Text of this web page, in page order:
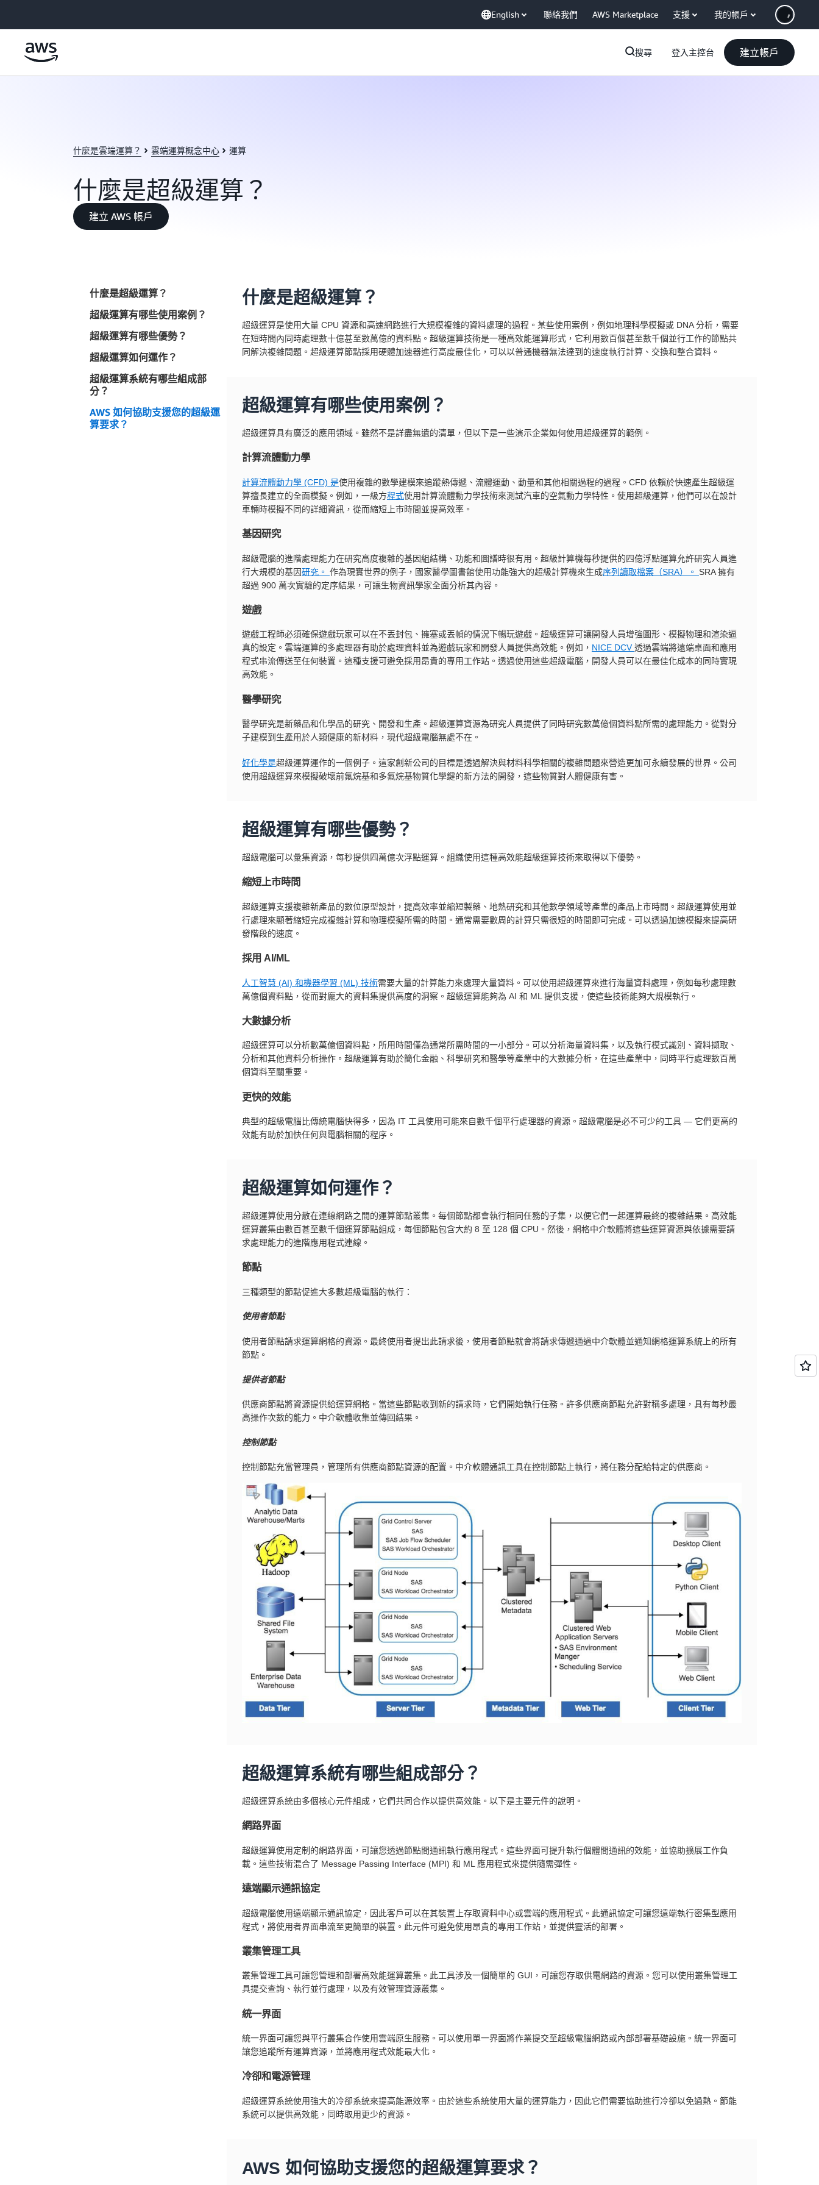
English 聯絡我們 AWS Marketplace 支援 我的帳戶
搜尋 登入主控台 建立帳戶
什麼是雲端運算？ 雲端運算概念中心 運算
什麼是超級運算？
建立 AWS 帳戶
什麼是超級運算？
超級運算有哪些使用案例？
超級運算有哪些優勢？
超級運算如何運作？
超級運算系統有哪些組成部
分？
AWS 如何協助支援您的超級運
算要求？
什麼是超級運算？
超級運算是使用大量 CPU 資源和高速網路進行大規模複雜的資料處理的過程。某些使用案例，例如地理科學模擬或 DNA 分析，需要
在短時間內同時處理數十億甚至數萬億的資料點。超級運算技術是一種高效能運算形式，它利用數百個甚至數千個並行工作的節點共
同解決複雜問題。超級運算節點採用硬體加速器進行高度最佳化，可以以普通機器無法達到的速度執行計算、交換和整合資料。
超級運算有哪些使用案例？
超級運算具有廣泛的應用領域。雖然不是詳盡無遺的清單，但以下是一些演示企業如何使用超級運算的範例。
計算流體動力學
計算流體動力學 (CFD) 是使用複雜的數學建模來追蹤熱傳遞、流體運動、動量和其他相關過程的過程。CFD 依賴於快速產生超級運
算擅長建立的全面模擬。例如，一級方程式使用計算流體動力學技術來測試汽車的空氣動力學特性。使用超級運算，他們可以在設計
車輛時模擬不同的詳細資訊，從而縮短上市時間並提高效率。
基因研究
超級電腦的進階處理能力在研究高度複雜的基因組結構、功能和圖譜時很有用。超級計算機每秒提供的四億浮點運算允許研究人員進
行大規模的基因研究。 作為現實世界的例子，國家醫學圖書館使用功能強大的超級計算機來生成序列讀取檔案（SRA）。 SRA 擁有
超過 900 萬次實驗的定序結果，可讓生物資訊學家全面分析其內容。
遊戲
遊戲工程師必須確保遊戲玩家可以在不丟封包、擁塞或丟幀的情況下暢玩遊戲。超級運算可讓開發人員增強圖形、模擬物理和渲染逼
真的設定。雲端運算的多處理器有助於處理資料並為遊戲玩家和開發人員提供高效能。例如， NICE DCV透過雲端將遠端桌面和應用
程式串流傳送至任何裝置。這種支援可避免採用昂貴的專用工作站。透過使用這些超級電腦，開發人員可以在最佳化成本的同時實現
高效能。
醫學研究
醫學研究是新藥品和化學品的研究、開發和生產。超級運算資源為研究人員提供了同時研究數萬億個資料點所需的處理能力。從對分
子建模到生產用於人類健康的新材料，現代超級電腦無處不在。
好化學是超級運算運作的一個例子。這家創新公司的目標是透過解決與材料科學相關的複雜問題來營造更加可永續發展的世界。公司
使用超級運算來模擬破壞前氟烷基和多氟烷基物質化學鍵的新方法的開發，這些物質對人體健康有害。
超級運算有哪些優勢？
超級電腦可以彙集資源，每秒提供四萬億次浮點運算。組織使用這種高效能超級運算技術來取得以下優勢。
縮短上市時間
超級運算支援複雜新產品的數位原型設計，提高效率並縮短製藥、地熱研究和其他數學領域等產業的產品上市時間。超級運算使用並
行處理來顯著縮短完成複雜計算和物理模擬所需的時間。通常需要數周的計算只需很短的時間即可完成。可以透過加速模擬來提高研
發階段的速度。
採用 AI/ML
人工智慧 (AI) 和機器學習 (ML) 技術需要大量的計算能力來處理大量資料。可以使用超級運算來進行海量資料處理，例如每秒處理數
萬億個資料點，從而對龐大的資料集提供高度的洞察。超級運算能夠為 AI 和 ML 提供支援，使這些技術能夠大規模執行。
大數據分析
超級運算可以分析數萬億個資料點，所用時間僅為通常所需時間的一小部分。可以分析海量資料集，以及執行模式識別、資料擷取、
分析和其他資料分析操作。超級運算有助於簡化金融、科學研究和醫學等產業中的大數據分析，在這些產業中，同時平行處理數百萬
個資料至關重要。
更快的效能
典型的超級電腦比傳統電腦快得多，因為 IT 工具使用可能來自數千個平行處理器的資源。超級電腦是必不可少的工具 — 它們更高的
效能有助於加快任何與電腦相關的程序。
超級運算如何運作？
超級運算使用分散在連線網路之間的運算節點叢集。每個節點都會執行相同任務的子集，以便它們一起運算最終的複雜結果。高效能
運算叢集由數百甚至數千個運算節點組成，每個節點包含大約 8 至 128 個 CPU。然後，網格中介軟體將這些運算資源與依據需要請
求處理能力的進階應用程式連線。
節點
三種類型的節點促進大多數超級電腦的執行：
使用者節點
使用者節點請求運算網格的資源。最終使用者提出此請求後，使用者節點就會將請求傳遞通過中介軟體並通知網格運算系統上的所有
節點。
提供者節點
供應商節點將資源提供給運算網格。當這些節點收到新的請求時，它們開始執行任務。許多供應商節點允許對稱多處理，具有每秒最
高操作次數的能力。中介軟體收集並傳回結果。
控制節點
控制節點充當管理員，管理所有供應商節點資源的配置。中介軟體通訊工具在控制節點上執行，將任務分配給特定的供應商。
超級運算系統有哪些組成部分？
超級運算系統由多個核心元件組成，它們共同合作以提供高效能。以下是主要元件的說明。
網路界面
超級運算使用定制的網路界面，可讓您透過節點間通訊執行應用程式。這些界面可提升執行個體間通訊的效能，並協助擴展工作負
載。這些技術混合了 Message Passing Interface (MPI) 和 ML 應用程式來提供隨需彈性。
遠端顯示通訊協定
超級電腦使用遠端顯示通訊協定，因此客戶可以在其裝置上存取資料中心或雲端的應用程式。此通訊協定可讓您遠端執行密集型應用
程式，將使用者界面串流至更簡單的裝置。此元件可避免使用昂貴的專用工作站，並提供靈活的部署。
叢集管理工具
叢集管理工具可讓您管理和部署高效能運算叢集。此工具涉及一個簡單的 GUI，可讓您存取供電網路的資源。您可以使用叢集管理工
具提交查詢、執行並行處理，以及有效管理資源叢集。
統一界面
統一界面可讓您與平行叢集合作使用雲端原生服務。可以使用單一界面將作業提交至超級電腦網路或內部部署基礎設施。統一界面可
讓您追蹤所有運算資源，並將應用程式效能最大化。
冷卻和電源管理
超級運算系統使用強大的冷卻系統來提高能源效率。由於這些系統使用大量的運算能力，因此它們需要協助進行冷卻以免過熱。節能
系統可以提供高效能，同時取用更少的資源。
AWS 如何協助支援您的超級運算要求？